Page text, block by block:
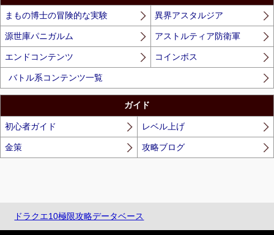
まもの博士の冒険的な実験 異界アスタルジア
源世庫パニガルム アストルティア防衛軍
エンドコンテンツ コインボス
バトル系コンテンツ一覧
ガイド
初心者ガイド レベル上げ
金策 攻略ブログ
ドラクエ10極限攻略データベース